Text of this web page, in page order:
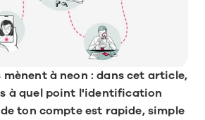
mènent à neon : dans cet article,
à quel point l'identification
ton compte est rapide, simple